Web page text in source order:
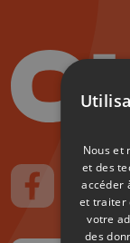
Suivez-nous
Nous et
et des
accéder
et traiter
votre
des